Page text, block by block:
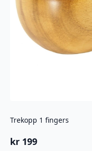
Trekopp 1 fingers
kr 199